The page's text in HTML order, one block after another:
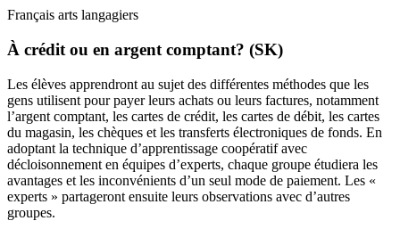
Français arts langagiers
À crédit ou en argent comptant? (SK)
Les élèves apprendront au sujet des différentes méthodes que les
gens utilisent pour payer leurs achats ou leurs factures, notamment
l’argent comptant, les cartes de crédit, les cartes de débit, les cartes
du magasin, les chèques et les transferts électroniques de fonds. En
adoptant la technique d’apprentissage coopératif avec
décloisonnement en équipes d’experts, chaque groupe étudiera les
avantages et les inconvénients d’un seul mode de paiement. Les «
experts » partageront ensuite leurs observations avec d’autres
groupes.